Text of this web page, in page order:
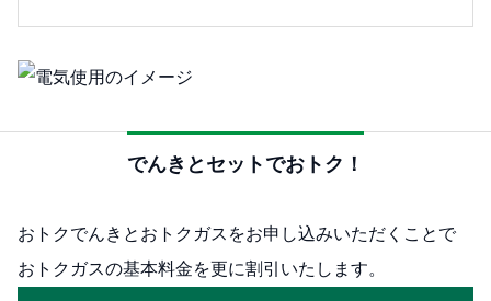
でんきとセットでおトク！
おトクでんきとおトクガスをお申し込みいただくことで
おトクガスの基本料金を更に割引いたします。